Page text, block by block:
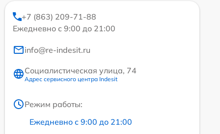
+7 (863) 209-71-88
Ежедневно с 9:00 до 21:00
info@re-indesit.ru
Социалистическая улица, 74
Адрес сервисного центра Indesit
Режим работы:
Ежедневно с 9:00 до 21:00